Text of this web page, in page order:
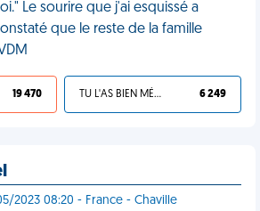
Le sourire que j'ai esquissé a
que le reste de la famille
19 470 TU L'AS BIEN MÉRITÉ 6 249
2023 08:20 - France - Chaville